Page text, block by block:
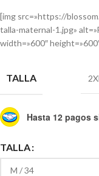
[img src=»https://
talla-maternal-1.jpg»
width=»600″
TALLA
Hasta 12 pagos
TALLA